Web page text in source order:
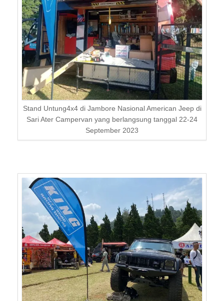
Stand Untung4x4 di Jambore Nasional American Jeep di
Sari Ater Campervan yang berlangsung tanggal 22-24
September 2023